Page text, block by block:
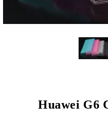
Huawei G6